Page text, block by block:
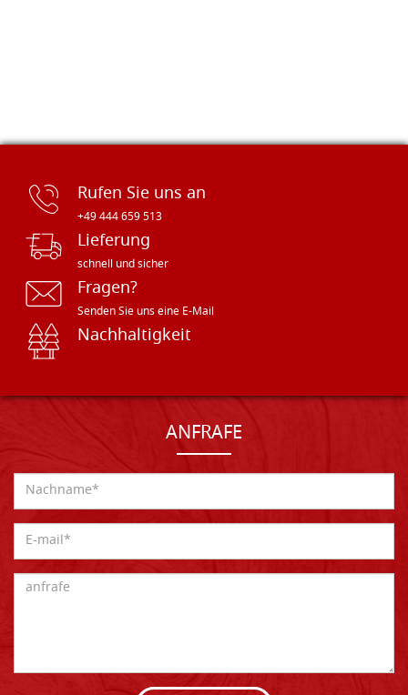
Rufen Sie uns an
+49 444 659 513
Lieferung
schnell und sicher
Fragen?
Senden Sie uns eine E-Mail
Nachhaltigkeit
ANFRAFE